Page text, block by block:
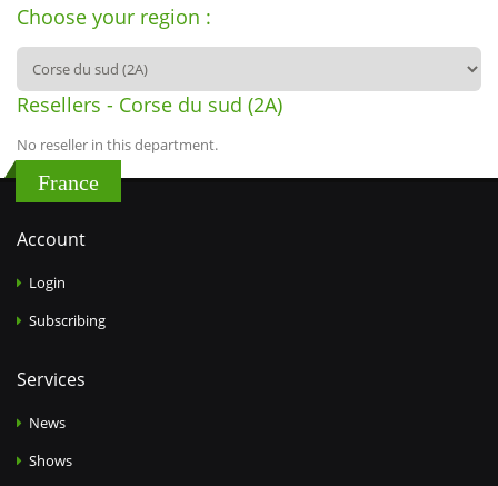
Choose your region :
Resellers - Corse du sud (2A)
No reseller in this department.
France
Account
Login
Subscribing
Services
News
Shows